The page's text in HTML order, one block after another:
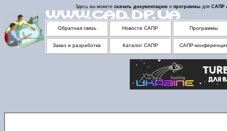
Здесь вы можете скачать документацию и программы для САПР
Обратная связь Новости САПР Программы
Заказ и разработка Каталог САПР САПР-